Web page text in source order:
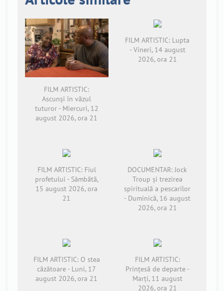
FILM ARTISTIC:
Ascunși în văzul
tuturor - Miercuri, 12
august 2026, ora 21
FILM ARTISTIC: Lupta
- Vineri, 14 august
2026, ora 21
FILM ARTISTIC: Fiul
profetului - Sâmbătă,
15 august 2026, ora
21
DOCUMENTAR: Jock
Troup și trezirea
spirituală a pescarilor
- Duminică, 16 august
2026, ora 21
FILM ARTISTIC: O stea
căzătoare - Luni, 17
august 2026, ora 21
FILM ARTISTIC:
Prințesă de departe -
Marți, 11 august
2026, ora 21